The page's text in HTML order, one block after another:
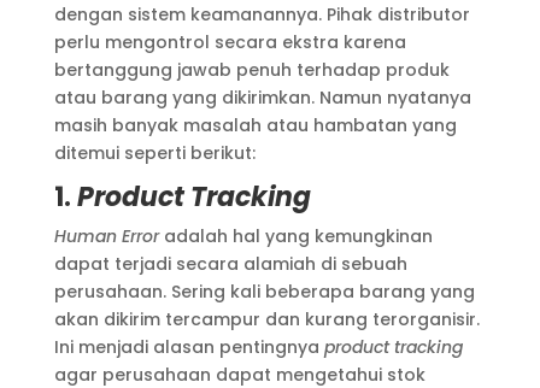
dengan sistem keamanannya. Pihak distributor
perlu mengontrol secara ekstra karena
bertanggung jawab penuh terhadap produk
atau barang yang dikirimkan. Namun nyatanya
masih banyak masalah atau hambatan yang
ditemui seperti berikut:
1.Product Tracking
Human Erroradalah hal yang kemungkinan
dapat terjadi secara alamiah di sebuah
perusahaan. Sering kali beberapa barang yang
akan dikirim tercampur dan kurang terorganisir.
Ini menjadi alasan pentingnya product tracking
agar perusahaan dapat mengetahui stok